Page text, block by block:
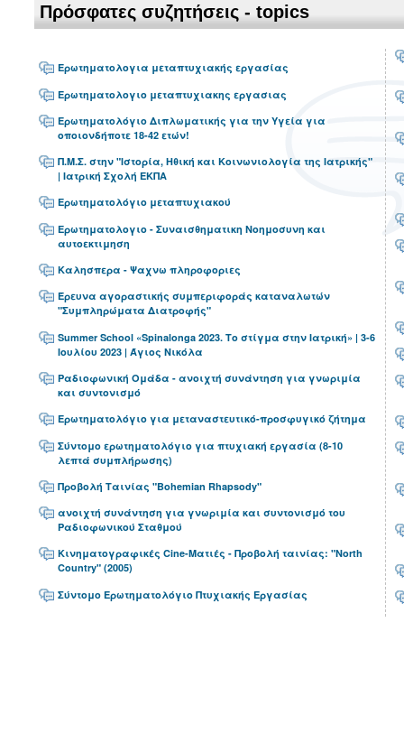
Πρόσφατες συζητήσεις - topics
Ερωτηματολογια μεταπτυχιακής εργασίας
Ερωτηματολογιο μεταπτυχιακης εργασιας
Ερωτηματολόγιο Διπλωματικής για την Υγεία για
οποιονδήποτε 18-42 ετών!
Π.Μ.Σ. στην "Ιστορία, Ηθική και Κοινωνιολογία της Ιατρικής"
| Ιατρική Σχολή ΕΚΠΑ
Ερωτηματολόγιο μεταπτυχιακού
Ερωτηματολογιο - Συναισθηματικη Νοημοσυνη και
αυτοεκτιμηση
Καλησπερα - Ψαχνω πληροφοριες
Έρευνα αγοραστικής συμπεριφοράς καταναλωτών
"Συμπληρώματα Διατροφής"
Summer School «Spinalonga 2023. Το στίγμα στην Ιατρική» | 3-6
Ιουλίου 2023 | Άγιος Νικόλα
Ραδιοφωνική Ομάδα - ανοιχτή συνάντηση για γνωριμία
και συντονισμό
Ερωτηματολόγιο για μεταναστευτικό-προσφυγικό ζήτημα
Σύντομο ερωτηματολόγιο για πτυχιακή εργασία (8-10
λεπτά συμπλήρωσης)
Προβολή Ταινίας "Bohemian Rhapsody"
ανοιχτή συνάντηση για γνωριμία και συντονισμό του
Ραδιοφωνικού Σταθμού
Κινηματογραφικές Cine-Ματιές - Προβολή ταινίας: "North
Country" (2005)
Σύντομο Ερωτηματολόγιο Πτυχιακής Εργασίας